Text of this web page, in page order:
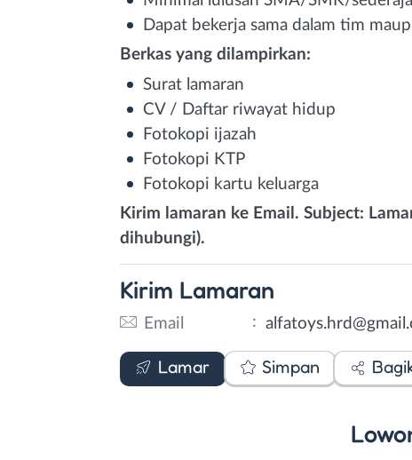
Dapat bekerja sama dalam tim
Berkas yang dilampirkan:
Surat lamaran
CV / Daftar riwayat hidup
Fotokopi ijazah
Fotokopi KTP
Fotokopi kartu keluarga
Kirim lamaran ke Email. Subject:
dihubungi).
Kirim Lamaran
Email :
Lamar
Email
Simpan